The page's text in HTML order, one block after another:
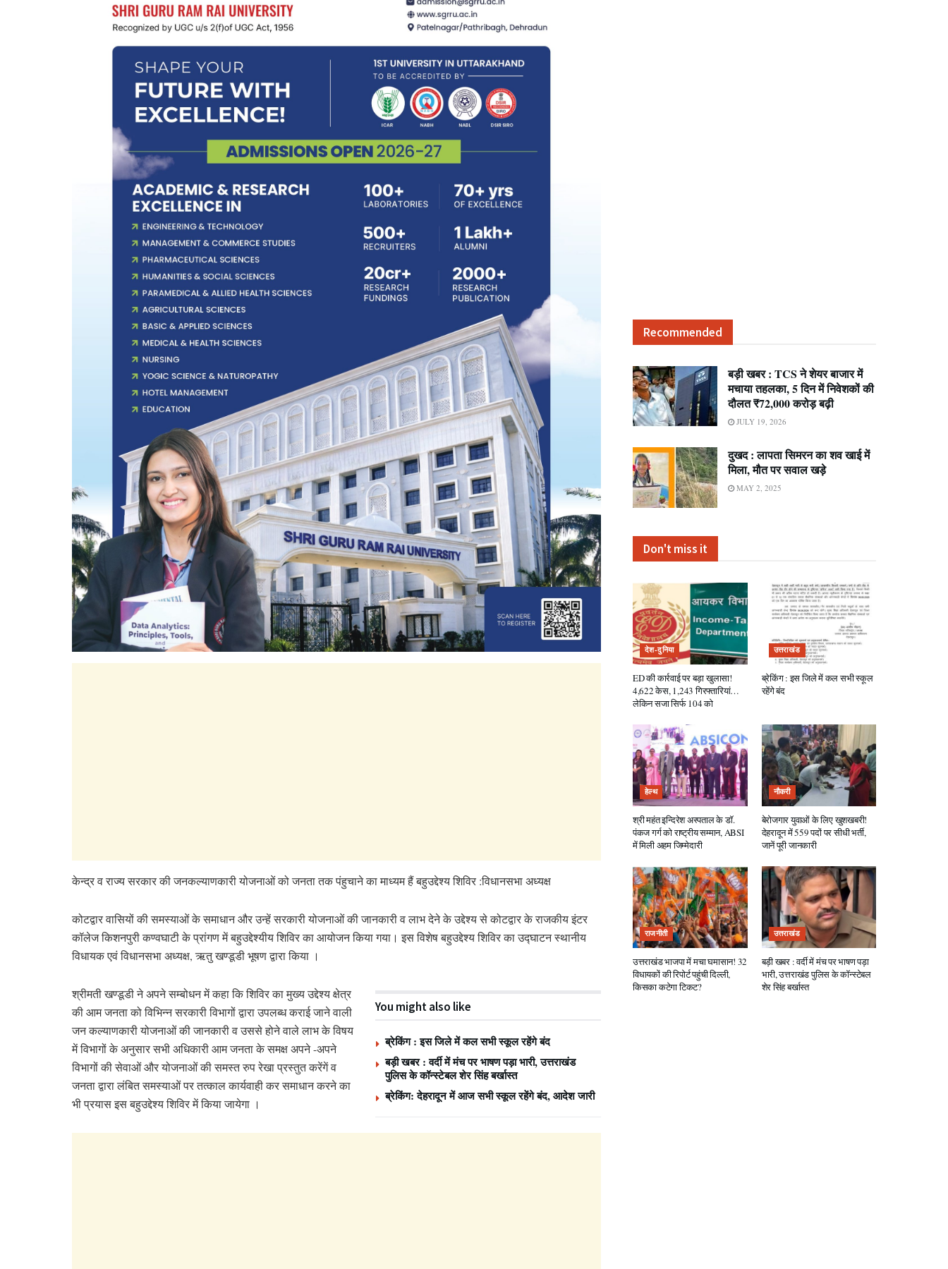
केन्द्र व राज्य सरकार की जनकल्याणकारी योजनाओं को जनता तक पंहुचाने का माध्यम हैं बहुउद्देश्य शिविर :विधानसभा अध्यक्ष
कोटद्वार वासियों की समस्याओं के समाधान और उन्हें सरकारी योजनाओं की जानकारी व लाभ देने के उद्देश्य से कोटद्वार के राजकीय इंटर
कॉलेज किशनपुरी कण्वघाटी के प्रांगण में बहुउद्देश्यीय शिविर का आयोजन किया गया। इस विशेष बहुउद्देश्य शिविर का उद्घाटन स्थानीय
विधायक एवं विधानसभा अध्यक्ष, ऋतु खण्डूडी भूषण द्वारा किया ।
You might also like
ब्रेकिंग : इस जिले में कल सभी स्कूल रहेंगे बंद
बड़ी खबर : वर्दी में मंच पर भाषण पड़ा भारी, उत्तराखंड
पुलिस के कॉन्स्टेबल शेर सिंह बर्खास्त
ब्रेकिंग: देहरादून में आज सभी स्कूल रहेंगे बंद, आदेश जारी
श्रीमती खण्डूडी ने अपने सम्बोधन में कहा कि शिविर का मुख्य उद्देश्य क्षेत्र
की आम जनता को विभिन्न सरकारी विभागों द्वारा उपलब्ध कराई जाने वाली
जन कल्याणकारी योजनाओं की जानकारी व उससे होने वाले लाभ के विषय
में विभागों के अनुसार सभी अधिकारी आम जनता के समक्ष अपने -अपने
विभागों की सेवाओं और योजनाओं की समस्त रुप रेखा प्रस्तुत करेंगें व
जनता द्वारा लंबित समस्याओं पर तत्काल कार्यवाही कर समाधान करने का
भी प्रयास इस बहुउद्देश्य शिविर में किया जायेगा ।
Recommended
बड़ी खबर : TCS ने शेयर बाजार में
मचाया तहलका, 5 दिन में निवेशकों की
दौलत ₹72,000 करोड़ बढ़ी
JULY 19, 2026
दुखद : लापता सिमरन का शव खाई में
मिला, मौत पर सवाल खड़े
MAY 2, 2025
Don't miss it
देश-दुनिया
ED की कार्रवाई पर बड़ा खुलासा!
4,622 केस, 1,243 गिरफ्तारियां…
लेकिन सजा सिर्फ 104 को
उत्तराखंड
ब्रेकिंग : इस जिले में कल सभी स्कूल
रहेंगे बंद
हेल्थ
श्री महंत इन्दिरेश अस्पताल के डॉ.
पंकज गर्ग को राष्ट्रीय सम्मान, ABSI
में मिली अहम जिम्मेदारी
नौकरी
बेरोजगार युवाओं के लिए खुशखबरी!
देहरादून में 559 पदों पर सीधी भर्ती,
जानें पूरी जानकारी
राजनीती
उत्तराखंड भाजपा में मचा घमासान! 32
विधायकों की रिपोर्ट पहुंची दिल्ली,
किसका कटेगा टिकट?
उत्तराखंड
बड़ी खबर : वर्दी में मंच पर भाषण पड़ा
भारी, उत्तराखंड पुलिस के कॉन्स्टेबल
शेर सिंह बर्खास्त